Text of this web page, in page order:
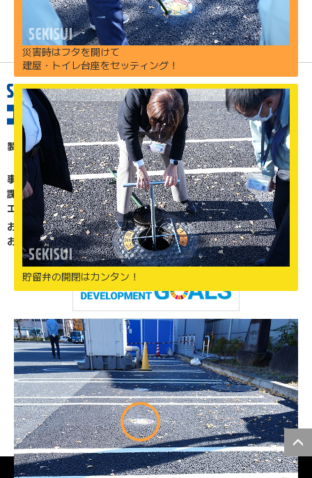
災害時はフタを開けて
建屋・トイレ台座をセッティング！
貯留弁の開閉はカンタン！
製品情報を探す
分野で探す 製品群名で探す 品名・品番で探す
事例紹介『現場レポート』
課題解決
エスロン動画チャンネル
お知らせ
お問い合わせ・よくある質問
個人情報保護方針 企業情報開示方針
企業行動指針
製品安全自主行動指針
ウェブサイトポリシー
資料データのご利用条件
動画利用に関する免責事項
コンテンツリスト
© 2026 SEKISUI CHEMICAL Co.,Ltd.